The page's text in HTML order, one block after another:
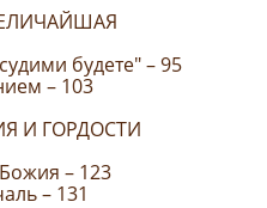
будете" – 95
– 103
И ГОРДОСТИ
– 123
– 131